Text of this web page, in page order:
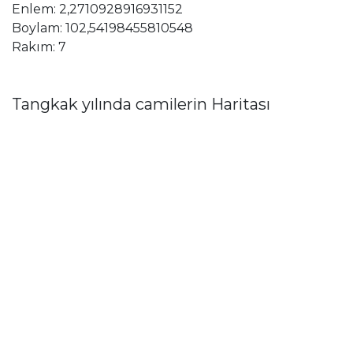
Enlem: 2,2710928916931152
Boylam: 102,54198455810548
Rakım: 7
Tangkak yılında camilerin Haritası